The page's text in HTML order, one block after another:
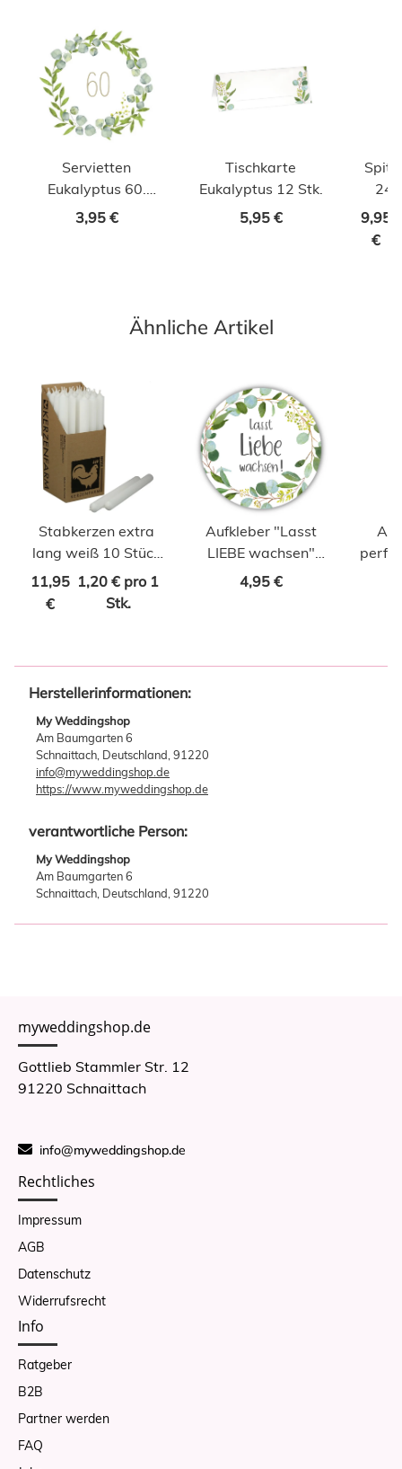
Servietten
Eukalyptus 60.
Geburtstag 20 Stk.
3,95 €
Tischkarte
Eukalyptus 12 Stk.
5,95 €
9,95
€
Ähnliche Artikel
Stabkerzen extra
lang weiß 10 Stück
Länge 25cm
11,95
€
1,20 € pro 1
Stk.
Aufkleber "Lasst
LIEBE wachsen"
Botanical 40 Stk. Ø
4,95 €
Herstellerinformationen:
My Weddingshop
Am Baumgarten 6
Schnaittach, Deutschland, 91220
info@myweddingshop.de
https://www.myweddingshop.de
verantwortliche Person:
My Weddingshop
Am Baumgarten 6
Schnaittach, Deutschland, 91220
myweddingshop.de
Gottlieb Stammler Str. 12
91220 Schnaittach
info@myweddingshop.de
Rechtliches
Impressum
AGB
Datenschutz
Widerrufsrecht
Info
Ratgeber
B2B
Partner werden
FAQ